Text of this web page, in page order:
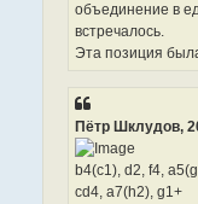
объединение в
встречалось.
Эта позиция
Пётр Шклудов,
b4(c1), d2, f4,
cd4, a7(h2), g1+